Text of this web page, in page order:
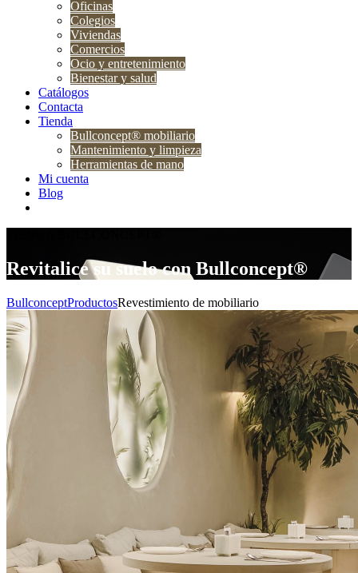
Oficinas
Colegios
Viviendas
Comercios
Ocio y entretenimiento
Bienestar y salud
Catálogos
Contacta
Tienda
Bullconcept® mobiliario
Mantenimiento y limpieza
Herramientas de mano
Mi cuenta
Blog
Revitalice su suelo con Bullconcept®
BullconceptProductosRevestimiento de mobiliario